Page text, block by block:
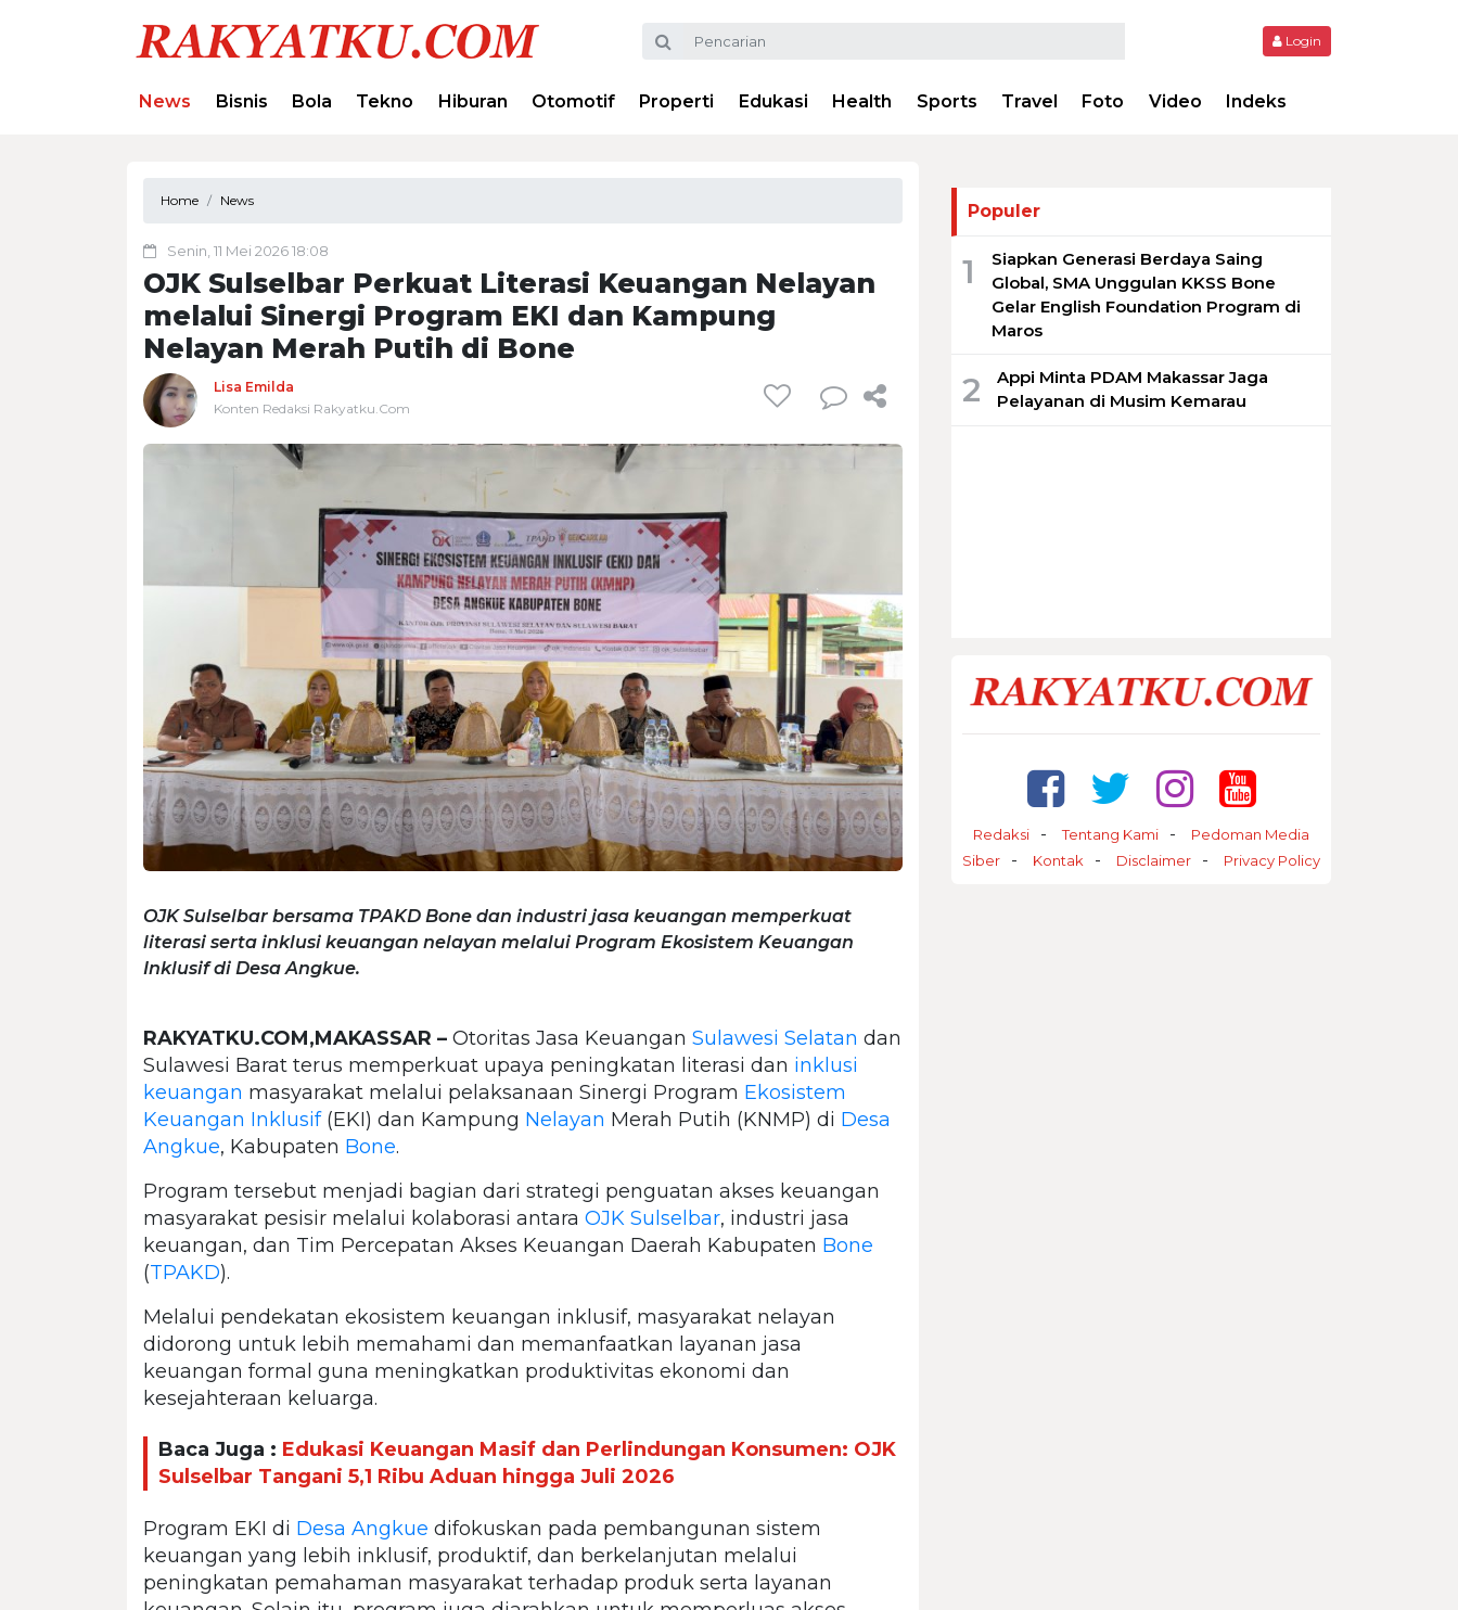
Login
News Bisnis Bola Tekno Hiburan Otomotif Properti Edukasi Health Sports Travel Foto Video Indeks
Home News
Senin, 11 Mei 2026 18:08
OJK Sulselbar Perkuat Literasi Keuangan Nelayan
melalui Sinergi Program EKI dan Kampung
Nelayan Merah Putih di Bone
Lisa Emilda
Konten Redaksi Rakyatku.Com
OJK Sulselbar bersama TPAKD Bone dan industri jasa keuangan memperkuat
literasi serta inklusi keuangan nelayan melalui Program Ekosistem Keuangan
Inklusif di Desa Angkue.
RAKYATKU.COM,MAKASSAR – Otoritas Jasa Keuangan Sulawesi Selatan dan
Sulawesi Barat terus memperkuat upaya peningkatan literasi dan inklusi
keuangan masyarakat melalui pelaksanaan Sinergi Program Ekosistem
Keuangan Inklusif(EKI) dan Kampung Nelayan Merah Putih (KNMP) di Desa
Angkue, Kabupaten Bone.
Program tersebut menjadi bagian dari strategi penguatan akses keuangan
masyarakat pesisir melalui kolaborasi antara OJK Sulselbar, industri jasa
keuangan, dan Tim Percepatan Akses Keuangan Daerah Kabupaten Bone
(TPAKD).
Melalui pendekatan ekosistem keuangan inklusif, masyarakat nelayan
didorong untuk lebih memahami dan memanfaatkan layanan jasa
keuangan formal guna meningkatkan produktivitas ekonomi dan
kesejahteraan keluarga.
Baca Juga : Edukasi Keuangan Masif dan Perlindungan Konsumen: OJK
Sulselbar Tangani 5,1 Ribu Aduan hingga Juli 2026
Program EKI di Desa Angkue difokuskan pada pembangunan sistem
keuangan yang lebih inklusif, produktif, dan berkelanjutan melalui
peningkatan pemahaman masyarakat terhadap produk serta layanan
Populer
1
Siapkan Generasi Berdaya Saing
Global, SMA Unggulan KKSS Bone
Gelar English Foundation Program di
Maros
2
Appi Minta PDAM Makassar Jaga
Pelayanan di Musim Kemarau
Redaksi Tentang Kami
Pedoman Media
Siber
Kontak Disclaimer Privacy Policy